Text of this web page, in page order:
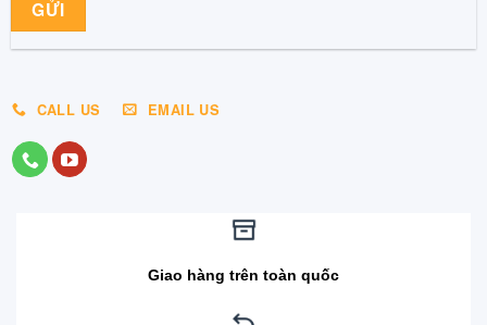
CALL US EMAIL US
Giao hàng trên toàn quốc